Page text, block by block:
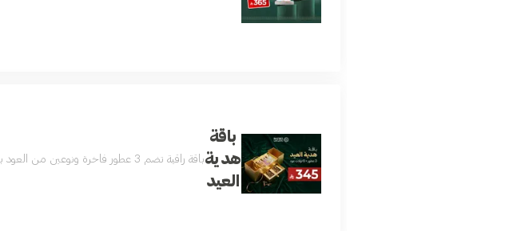
باقة
هدية
العيد
باقة راقية تضم 3 عطور فاخرة ونوعين من العود بروائح جذابة ومتنوعة تناسب الجنسين وجميع المناسبات داخل بوكس فاخر وأنيق للإهداء تعكس الذوق الرفيع والفخامة يتم اختيار العطور والعود من الأنواع المتوفرة في المتجر وقد تختلف حسب المخزون